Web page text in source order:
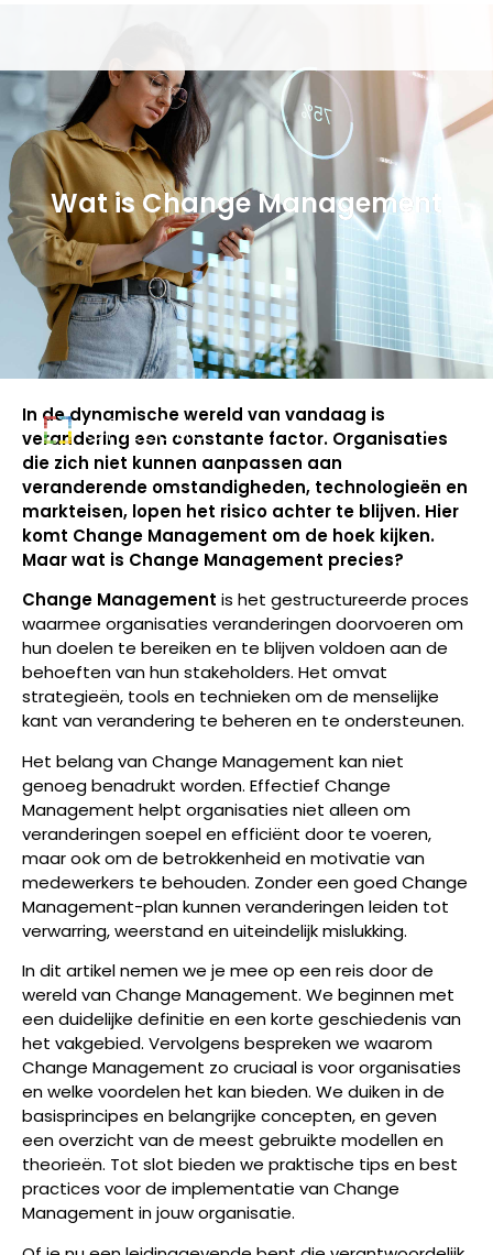
Wat is Change Management
In de dynamische wereld van vandaag is
verandering een constante factor. Organisaties
die zich niet kunnen aanpassen aan
veranderende omstandigheden, technologieën en
markteisen, lopen het risico achter te blijven. Hier
komt Change Management om de hoek kijken.
Maar wat is Change Management precies?
Change Management is het gestructureerde proces
waarmee organisaties veranderingen doorvoeren om
hun doelen te bereiken en te blijven voldoen aan de
behoeften van hun stakeholders. Het omvat
strategieën, tools en technieken om de menselijke
kant van verandering te beheren en te ondersteunen.
Het belang van Change Management kan niet
genoeg benadrukt worden. Effectief Change
Management helpt organisaties niet alleen om
veranderingen soepel en efficiënt door te voeren,
maar ook om de betrokkenheid en motivatie van
medewerkers te behouden. Zonder een goed Change
Management-plan kunnen veranderingen leiden tot
verwarring, weerstand en uiteindelijk mislukking.
In dit artikel nemen we je mee op een reis door de
wereld van Change Management. We beginnen met
een duidelijke definitie en een korte geschiedenis van
het vakgebied. Vervolgens bespreken we waarom
Change Management zo cruciaal is voor organisaties
en welke voordelen het kan bieden. We duiken in de
basisprincipes en belangrijke concepten, en geven
een overzicht van de meest gebruikte modellen en
theorieën. Tot slot bieden we praktische tips en best
practices voor de implementatie van Change
Management in jouw organisatie.